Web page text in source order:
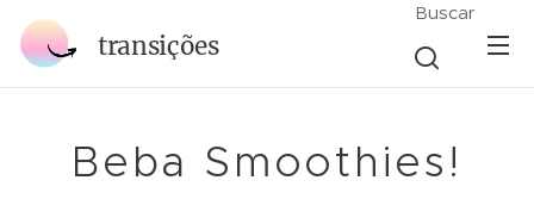
transições
Buscar
Beba Smoothies!